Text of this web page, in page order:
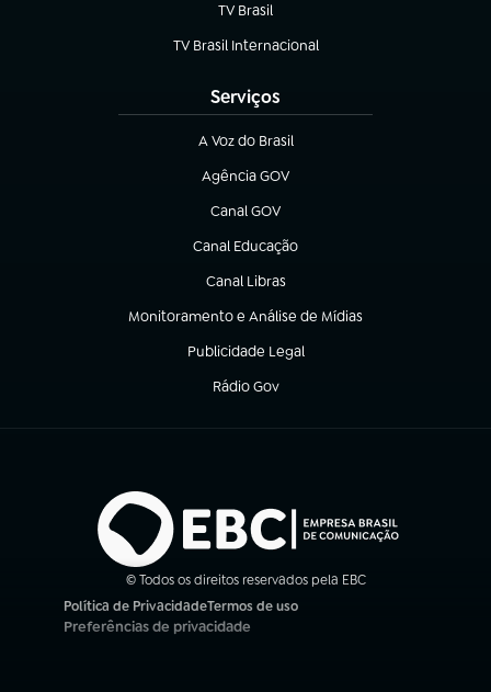
TV Brasil
(abre em nova aba)
TV Brasil Internacional
(abre em nova aba)
Serviços
A Voz do Brasil
(abre em nova aba)
Agência GOV
(abre em nova aba)
Canal GOV
(abre em nova aba)
Canal Educação
(abre em nova aba)
Canal Libras
(abre em nova aba)
Monitoramento e Análise de Mídias
(abre em nova aba)
Publicidade Legal
(abre em nova aba)
Rádio Gov
(abre em nova aba)
© Todos os direitos reservados pela EBC
Política de Privacidade
(abre em nova aba)
Termos de uso
(abre em nova aba)
Preferências de privacidade